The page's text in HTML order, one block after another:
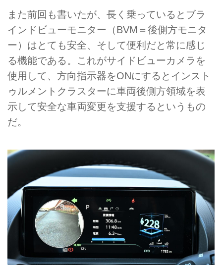
また前回も書いたが、長く乗っているとブラ
インドビューモニター（BVM＝後側方モニタ
ー）はとても安全、そして便利だと常に感じ
る機能である。これがサイドビューカメラを
使用して、方向指示器をONにするとインスト
ゥルメントクラスターに車両後側方領域を表
示して安全な車両変更を支援するというもの
だ。